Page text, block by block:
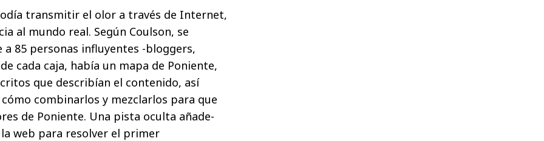
transmitir el olor a través de Internet,
al mundo real. Según Coulson, se
85 personas influyentes -bloggers,
cada caja, había un mapa de Poniente,
que describían el contenido, así
combinarlos y mezclarlos para que
de Poniente. Una pista oculta añade-
web para resolver el primer